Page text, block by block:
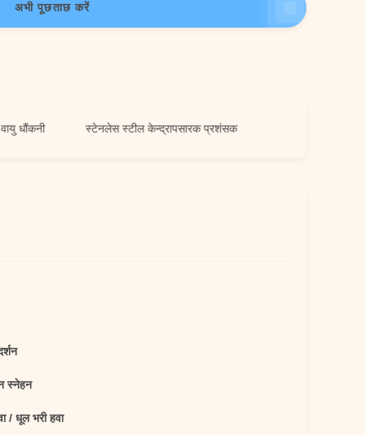
अभी पूछताछ करें
स्टेनलेस स्टील केन्द्रापसारक प्रशंसक
स्नेहन
/ धूल भरी हवा